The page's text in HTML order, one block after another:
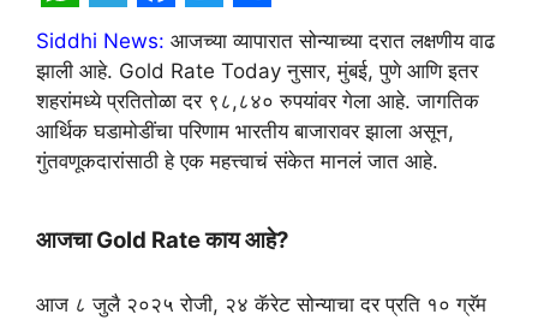
W
h
a
t
s
p
p
T
e
l
e
g
r
a
m
F
a
c
e
b
o
o
k
T
w
i
t
t
r
S
h
a
r
e
Siddhi News: आजच्या व्यापारात सोन्याच्या दरात लक्षणीय वाढ
झाली आहे. Gold Rate Today नुसार, मुंबई, पुणे आणि इतर
शहरांमध्ये प्रतितोळा दर ९८,८४० रुपयांवर गेला आहे. जागतिक
आर्थिक घडामोडींचा परिणाम भारतीय बाजारावर झाला असून,
गुंतवणूकदारांसाठी हे एक महत्त्वाचं संकेत मानलं जात आहे.
आजचा Gold Rate काय आहे?
आज ८ जुलै २०२५ रोजी, २४ कॅरेट सोन्याचा दर प्रति १० ग्रॅम